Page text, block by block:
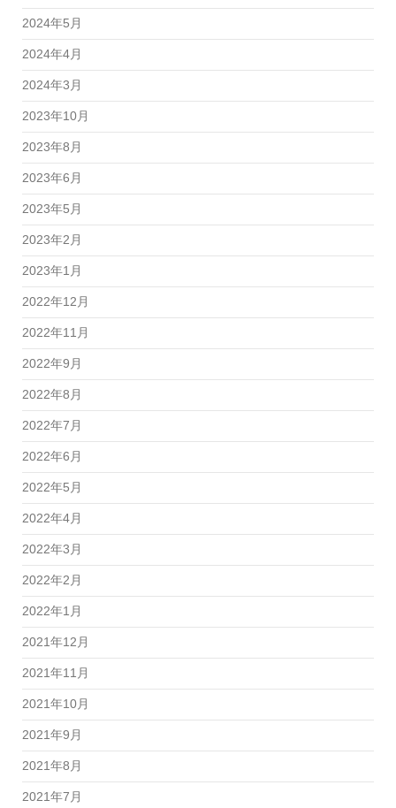
2024年5月
2024年4月
2024年3月
2023年10月
2023年8月
2023年6月
2023年5月
2023年2月
2023年1月
2022年12月
2022年11月
2022年9月
2022年8月
2022年7月
2022年6月
2022年5月
2022年4月
2022年3月
2022年2月
2022年1月
2021年12月
2021年11月
2021年10月
2021年9月
2021年8月
2021年7月